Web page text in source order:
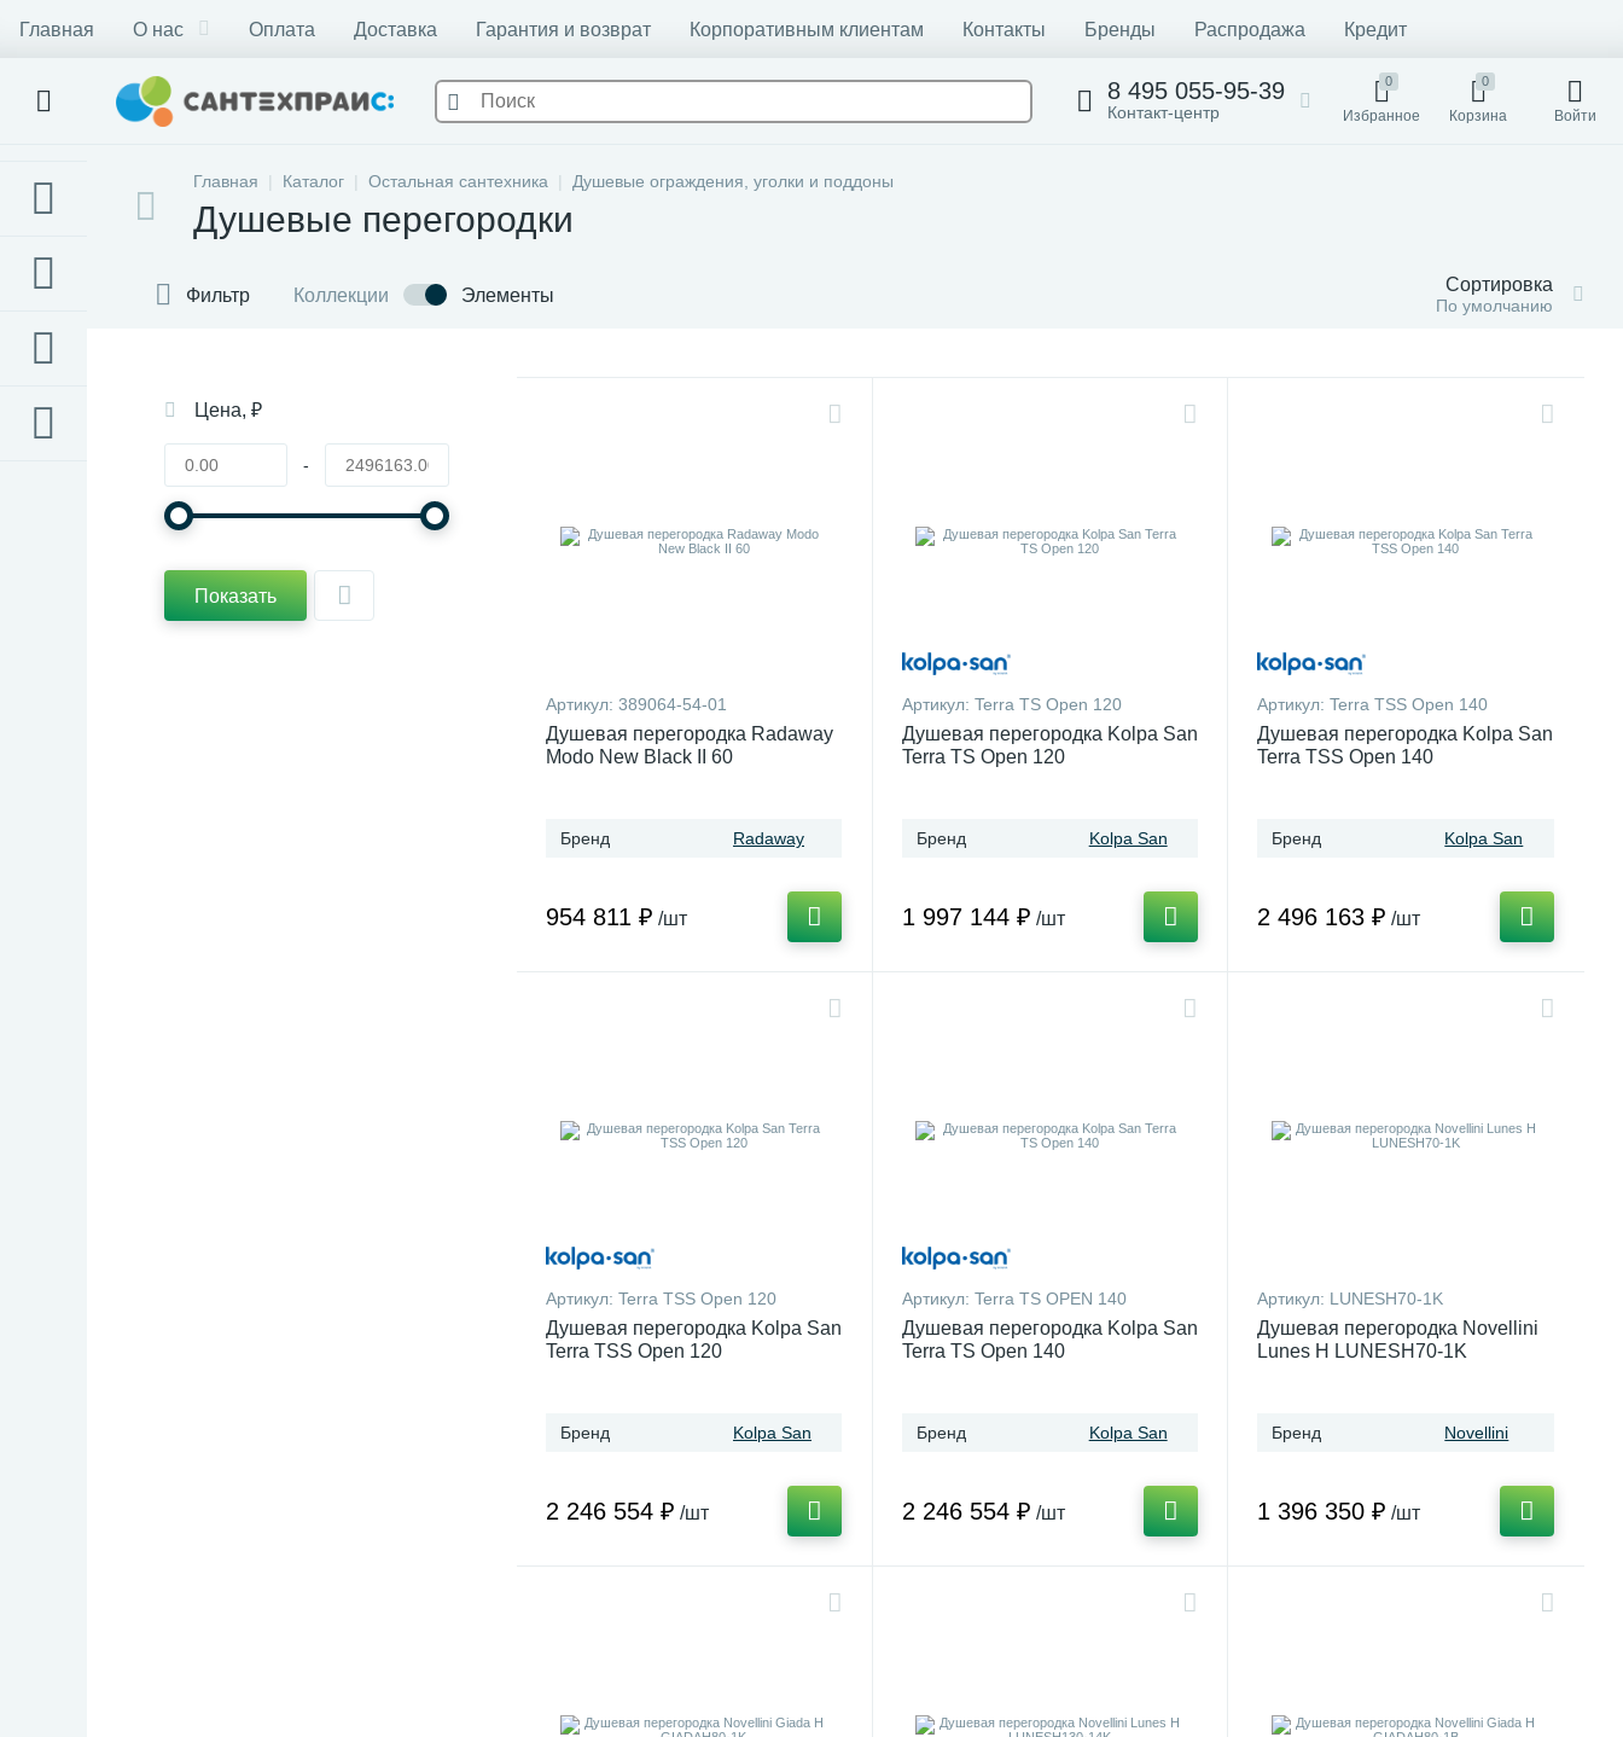
Главная О нас Оплата Доставка Гарантия и возврат Корпоративным клиентам Контакты Бренды Распродажа Кредит
8 495 055-95-39
Контакт-центр
0
Избранное
0
Корзина Войти
Главная Каталог Остальная сантехника Душевые ограждения, уголки и поддоны
Душевые перегородки
Фильтр Коллекции Элементы Сортировка
По умолчанию
Цена, ₽
-
Показать
Артикул: 389064-54-01
Душевая перегородка Radaway
Modo New Black II 60
Бренд Radaway
954 811 ₽ /шт
Артикул: Terra TS Open 120
Душевая перегородка Kolpa San
Terra TS Open 120
Бренд Kolpa San
1 997 144 ₽ /шт
Артикул: Terra TSS Open 140
Душевая перегородка Kolpa San
Terra TSS Open 140
Бренд Kolpa San
2 496 163 ₽ /шт
Артикул: Terra TSS Open 120
Душевая перегородка Kolpa San
Terra TSS Open 120
Бренд Kolpa San
2 246 554 ₽ /шт
Артикул: Terra TS OPEN 140
Душевая перегородка Kolpa San
Terra TS Open 140
Бренд Kolpa San
2 246 554 ₽ /шт
Артикул: LUNESH70-1K
Душевая перегородка Novellini
Lunes H LUNESH70-1K
Бренд Novellini
1 396 350 ₽ /шт